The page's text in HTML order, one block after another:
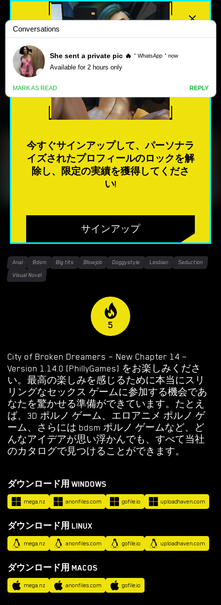
最高評価
人気のある
新しい
ポ
フリーセックスシミュレーター
無料エロゲーム
OVERWATCH WEEKEND FUCK
OVERWATCH SCHOOL DAYS
RESIDENT EVIL NET ADVENTURE
ベストチョイス
ゲイポルノゲーム
ポ
ル
ー
ム
ダ
ウ
ロ
ー
ド
CITY OF BROKEN DREAMERS –
1.14.0 [PHILLYGAMES]
今すぐダウンロード
Anal Bdsm Big tits Blowjob Doggystyle Lesbian
Seduction
Visual Novel
5
City of Broken Dreamers – New Chapter 14 –
Version 1.14.0 [PhillyGames] をお楽しみくださ
い。最高の楽しみを感じるために本当にスリ
リングなセックス ゲームに参加する機会であ
なたを驚かせる準備ができています。たとえ
ば、3D ポルノ ゲーム、エロアニメ ポルノ ゲ
ーム、さらには bdsm ポルノ ゲームなど、ど
んなアイデアが思い浮かんでも、すべて当社
のカタログで見つけることができます。
ダウンロード用 WINDOWS
mega.nz anonfiles.com gofile.io uploadhaven.com
ダウンロード用 LINUX
mega.nz anonfiles.com gofile.io uploadhaven.com
ダウンロード用 MACOS
mega.nz anonfiles.com gofile.io
今すぐサインアップして、パーソナラ
イズされたプロフィールのロックを解
除し、限定の実績を獲得してくださ
い!
サインアップ